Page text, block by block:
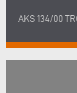
AKS 134/00